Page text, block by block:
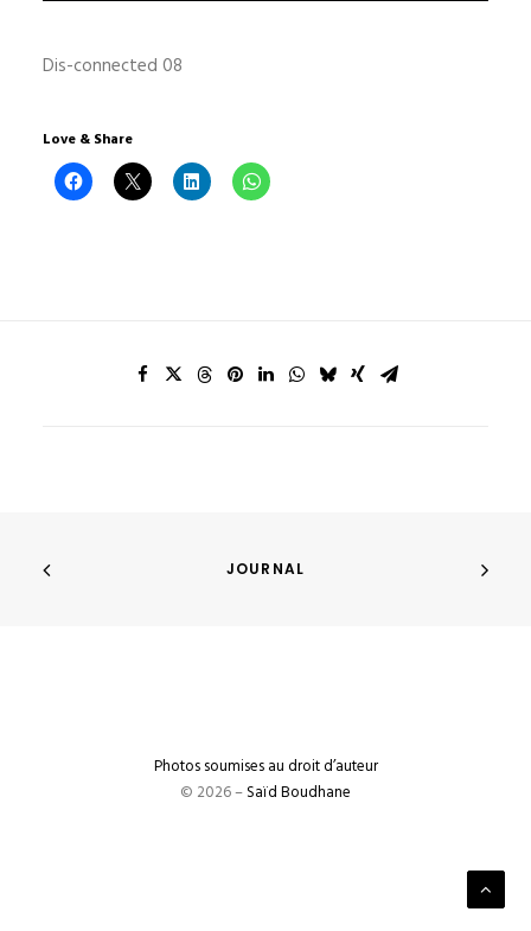
Dis-connected 08
Love & Share
JOURNAL
Photos soumises au droit d’auteur
© 2026 –Saïd Boudhane